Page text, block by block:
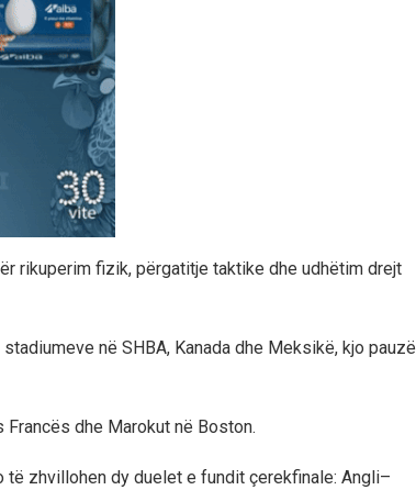
rikuperim fizik, përgatitje taktike dhe udhëtim drejt
në SHBA, Kanada dhe Meksikë, kjo pauzë
dhe Marokut në Boston.
të zhvillohen dy duelet e fundit çerekfinale: Angli–